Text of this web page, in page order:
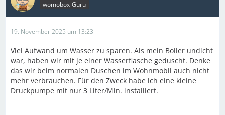
womobox-Guru
19. November 2025 um 13:23
Viel Aufwand um Wasser zu sparen. Als mein Boiler undicht
war, haben wir mit je einer Wasserflasche geduscht. Denke
das wir beim normalen Duschen im Wohnmobil auch nicht
mehr verbrauchen. Für den Zweck habe ich eine kleine
Druckpumpe mit nur 3 Liter/Min. installiert.